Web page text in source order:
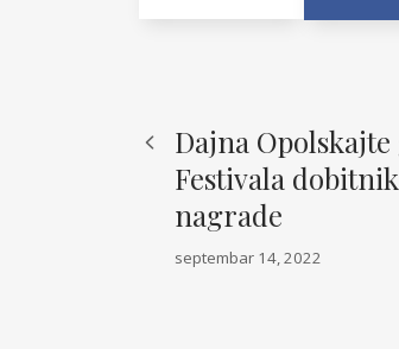
Dajna Opolskajte
Festivala
nagrade
septembar 14, 2022